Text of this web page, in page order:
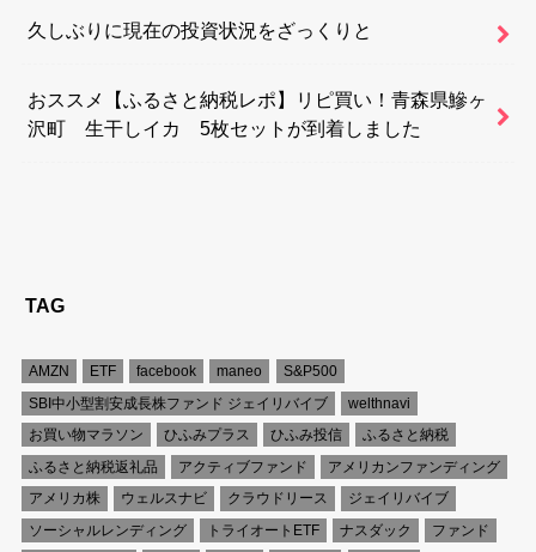
久しぶりに現在の投資状況をざっくりと
おススメ【ふるさと納税レポ】リピ買い！青森県鰺ヶ
沢町 生干しイカ 5枚セットが到着しました
TAG
AMZN ETF facebook maneo
S&P500
SBI中小型割安成長株ファンド ジェイリバイブ
welthnavi
お買い物マラソン
ひふみプラス ひふみ投信
ふるさと納税
ふるさと納税返礼品
アクティブファンド
アメリカンファンディング
アメリカ株
ウェルスナビ クラウドリース
ジェイリバイブ
ソーシャルレンディング
トライオートETF ナスダック
ファンド